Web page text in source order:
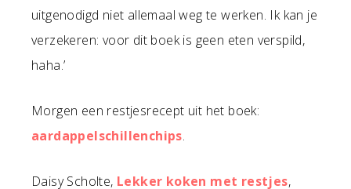
uitgenodigd niet allemaal weg te werken. Ik kan je
verzekeren: voor dit boek is geen eten verspild,
haha.’
Morgen een restjesrecept uit het boek:
aardappelschillenchips.
Daisy Scholte, Lekker koken met restjes,